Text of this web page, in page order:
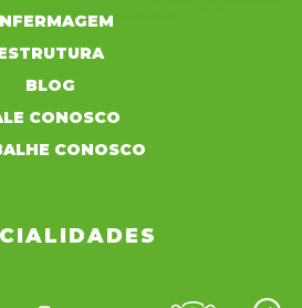
BLOG
CONOSCO
CONOSCO